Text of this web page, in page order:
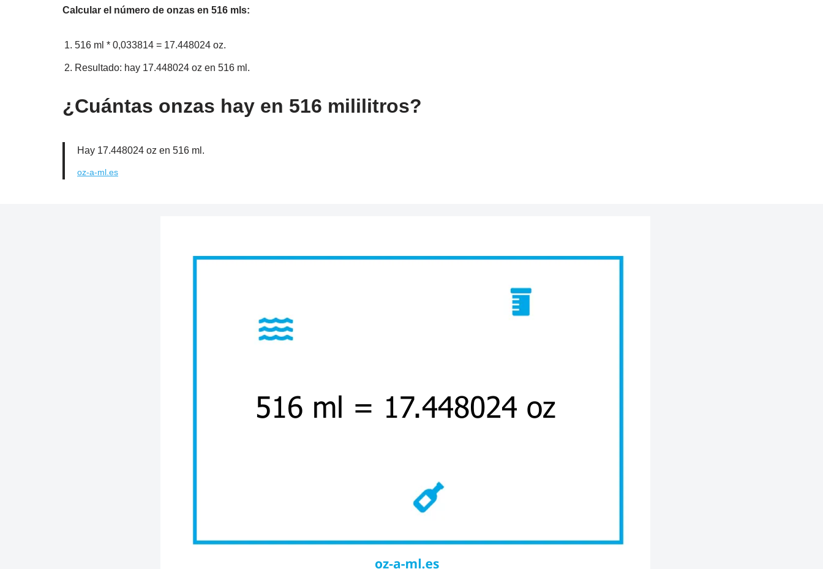
Calcular el número de onzas en 516 mls:
516 ml * 0,033814 = 17.448024 oz.
Resultado: hay 17.448024 oz en 516 ml.
¿Cuántas onzas hay en 516 mililitros?
Hay 17.448024 oz en 516 ml.
oz-a-ml.es